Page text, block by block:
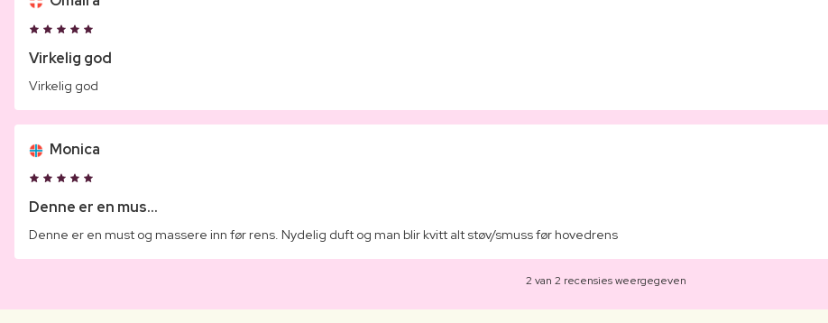
Virkelig god
Virkelig god
Monica
Denne er en mus...
Denne er en must og massere inn før rens. Nydelig duft og man blir kvitt alt støv/smuss før hovedrens
2 van 2 recensies weergegeven